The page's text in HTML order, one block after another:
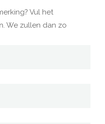
Vul het
We zullen dan zo